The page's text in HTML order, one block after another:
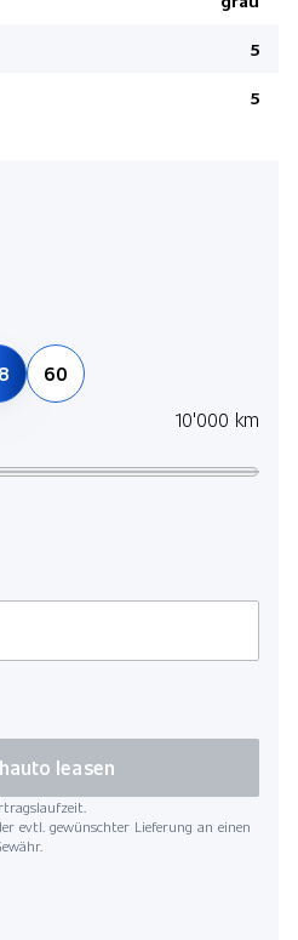
5
5
60
10'000 km
evtl. gewünschter Lieferung an einen
leasen